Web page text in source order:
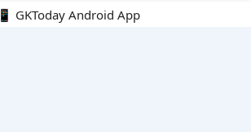
📱 GKToday Android App